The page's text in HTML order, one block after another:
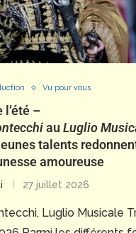
Vu pour vous
–
au Luglio
talents
amoureuse
27 juillet 2026
Luglio Musicale